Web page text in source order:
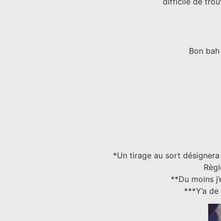
Bon
*Un tirage au sort
**Du moins
***Y’a